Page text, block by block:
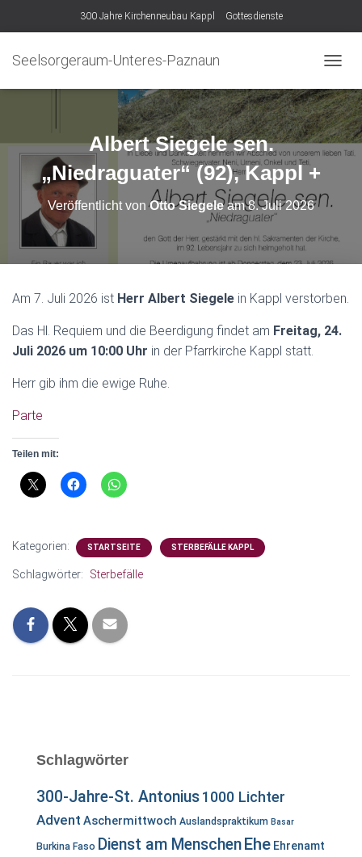
300 Jahre Kirchenneubau Kappl Gottesdienste
Seelsorgeraum-Unteres-Paznaun
A
V
I
G
A
M
A
T
Albert Siegele sen.
„Niedraguater“ (92), Kappl +
Veröffentlicht vonOtto Siegeleam8. Juli 2026
Am 7. Juli 2026 ist Herr Albert Siegele in Kappl verstorben.
Das Hl. Requiem und die Beerdigung findet am Freitag, 24.
Juli 2026 um 10:00 Uhr in der Pfarrkirche Kappl statt.
Herr gib ihm die ewige Ruhe.
Parte
Teilen mit:
Kategorien: STARTSEITE STERBEFÄLLE KAPPL
Schlagwörter: Sterbefälle
Schlagwörter
300-Jahre-St. Antonius1000 Lichter
Advent Aschermittwoch Auslandspraktikum Basar
Burkina Faso Dienst am MenschenEhe Ehrenamt